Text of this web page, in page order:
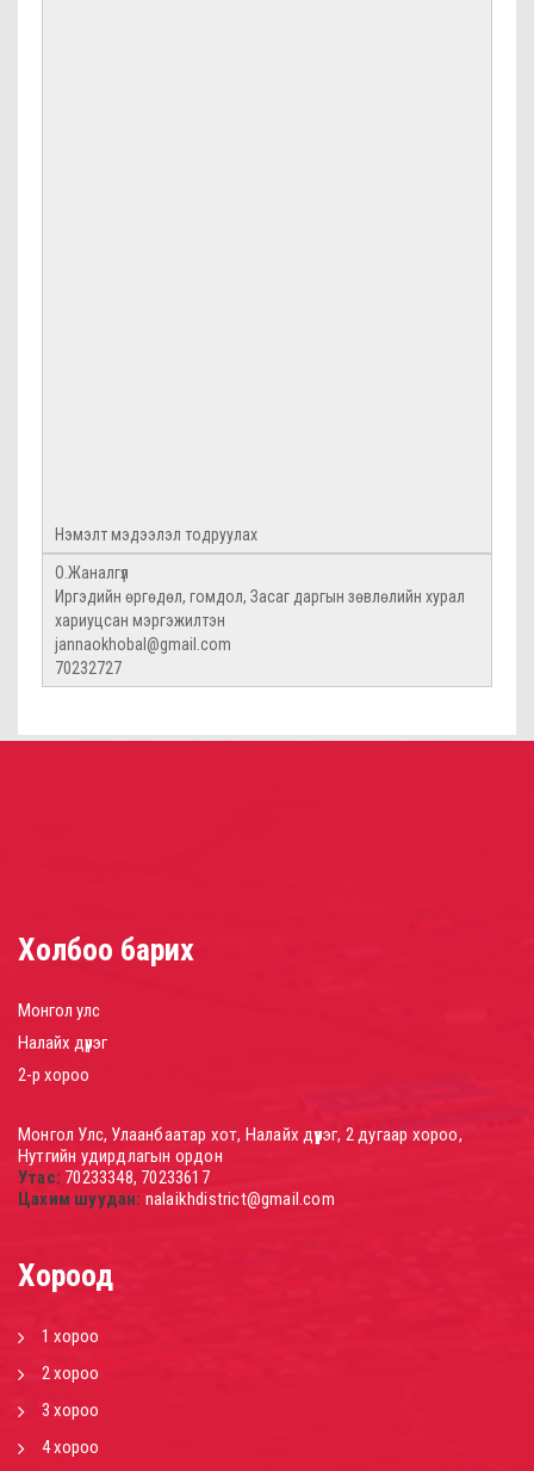
Нэмэлт мэдээлэл тодруулах
О.Жаналгүл
Иргэдийн өргөдөл, гомдол, Засаг даргын зөвлөлийн хурал
хариуцсан мэргэжилтэн
jannaokhobal@gmail.com
70232727
Холбоо барих
Монгол улс
Налайх дүүрэг
2-р хороо
Монгол Улс, Улаанбаатар хот, Налайх дүүрэг, 2 дугаар хороо,
Нутгийн удирдлагын ордон
Утас: 70233348, 70233617
Цахим шуудан: nalaikhdistrict@gmail.com
Хороод
1 хороо
2 хороо
3 хороо
4 хороо